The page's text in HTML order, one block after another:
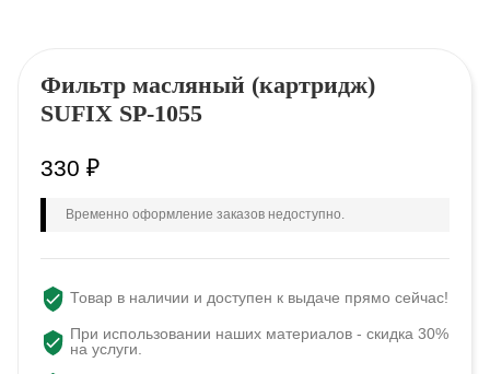
Фильтр масляный (картридж)
SUFIX SP-1055
330 ₽
Временно оформление заказов недоступно.
Товар в наличии и доступен к выдаче прямо сейчас!
При использовании наших материалов - скидка 30%
на услуги.